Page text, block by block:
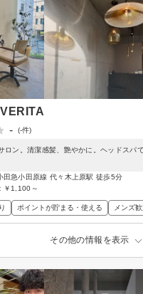
-
(-件)
ロン。清潔感髪、艶やかに。ヘッドスパ
田急小田原線 代々木上原駅 徒歩5分
￥1,100～
ポイントが貯まる・使える メンズ歓
その他の情報を表示